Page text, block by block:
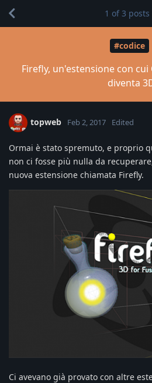
#codice
Firefly, un'estensione con cui
diventa
1 of3 posts
topweb Feb 2, 2017 Edited
Ormai è stato spremuto, e proprio
non ci fosse più nulla da
nuova estensione chiamata Firefly.
Ci avevano già provato con altre